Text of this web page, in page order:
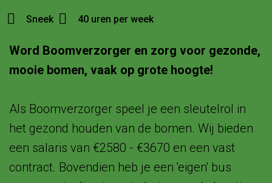
Sneek 40 uren per week
Word Boomverzorger en zorg voor gezonde,
mooie bomen, vaak op grote hoogte!
Als Boomverzorger speel je een sleutelrol in
het gezond houden van de bomen. Wij bieden
een salaris van €2580 - €3670 en een vast
contract. Bovendien heb je een 'eigen' bus